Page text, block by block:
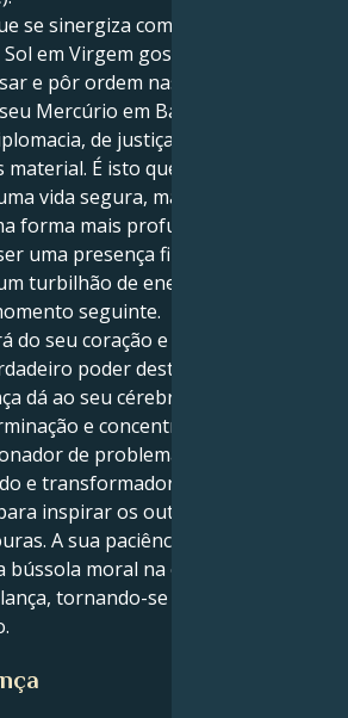
se sinergiza com um efeito
em Virgem gosta de
e pôr ordem nas coisas mais
Mercúrio em Balança leva-o a
de justiça e de procura de
É isto que lhe permite
vida segura, mas também
forma mais profunda e
uma presença firme e paciente
turbilhão de energia
seguinte.
do seu coração e não se separará
poder desta aliança. O seu
dá ao seu cérebro de Virgem
e concentração. Já não é
de problemas - é um
e transformador que pode usar
inspirar os outros e criar
A sua paciência e obstinação
moral na ofensiva
tornando-se um guerreiro da